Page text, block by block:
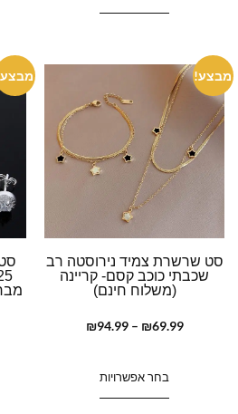
מבצע!
סט שרשרת צמיד נירוסטה רב
שכבתי כוכב קסם- קריינה
(משלוח חינם)
₪69.99
–
₪94.99
בחר אפשרויות